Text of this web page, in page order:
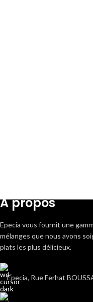
A propos
Epecia vous fournit une
mélanges que nous avons
plats les plus délicieux.
Epecia, Rue Ferhat